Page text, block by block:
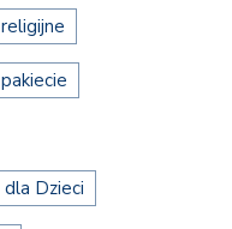
Dzieci